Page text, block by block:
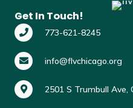
Get In Touch!
773-621-8245
info@flvchicago.org
2501 S Trumbull Ave,